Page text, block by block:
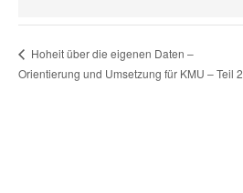
Hoheit über die eigenen Daten –
Orientierung und Umsetzung für KMU – Teil 2